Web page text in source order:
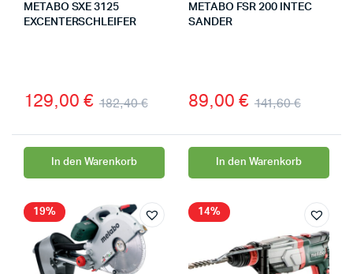
METABO SXE 3125
EXCENTERSCHLEIFER
182,40€
129,00 €
In den Warenkorb
METABO FSR 200 INTEC
SANDER
141,60€
89,00 €
In den Warenkorb
19% 14%